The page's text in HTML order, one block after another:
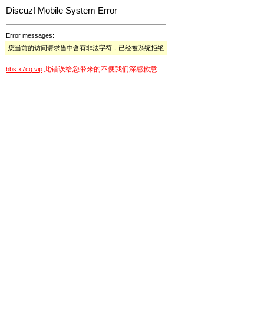
Discuz! Mobile System Error
Error messages:
您当前的访问请求当中含有非法字符，已经被系统拒绝
bbs.x7cq.vip 此错误给您带来的不便我们深感歉意